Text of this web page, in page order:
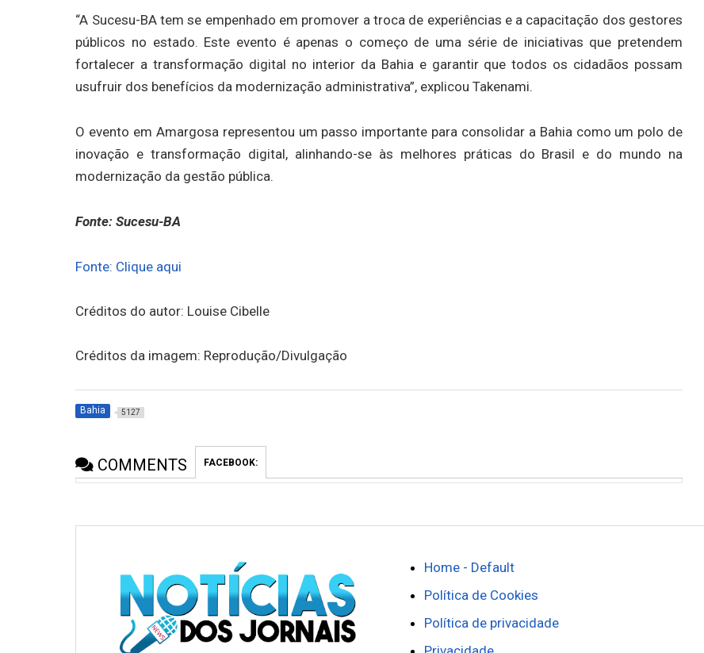
“A Sucesu-BA tem se empenhado em promover a troca de experiências e a capacitação dos gestores
públicos no estado. Este evento é apenas o começo de uma série de iniciativas que pretendem
fortalecer a transformação digital no interior da Bahia e garantir que todos os cidadãos possam
usufruir dos benefícios da modernização administrativa”, explicou Takenami.
O evento em Amargosa representou um passo importante para consolidar a Bahia como um polo de
inovação e transformação digital, alinhando-se às melhores práticas do Brasil e do mundo na
modernização da gestão pública.
Fonte: Sucesu-BA
Fonte: Clique aqui
Créditos do autor: Louise Cibelle
Créditos da imagem: Reprodução/Divulgação
Bahia 5127
COMMENTS FACEBOOK:
Home - Default
Política de Cookies
Política de privacidade